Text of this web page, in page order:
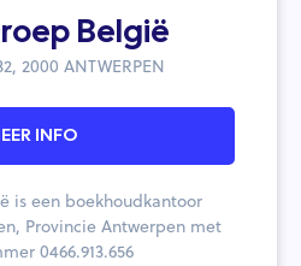
België
2000 ANTWERPEN
INFO
is een boekhoudkantoor
Provincie Antwerpen met
0466.913.656